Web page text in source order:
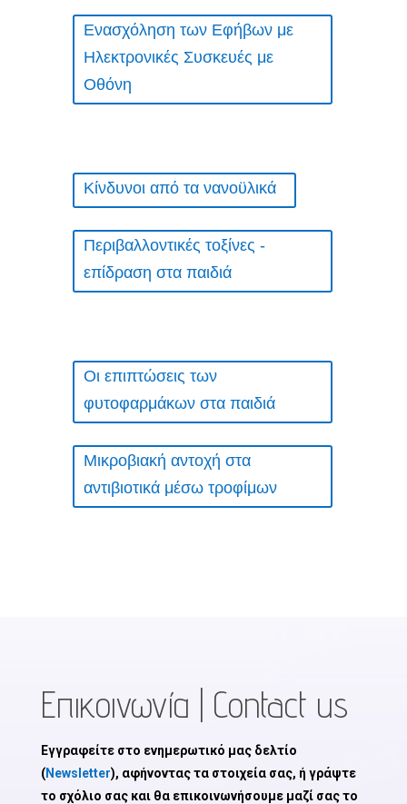
Ενασχόληση των Εφήβων με
Ηλεκτρονικές Συσκευές με
Οθόνη
Κίνδυνοι από τα νανοϋλικά
Περιβαλλοντικές τοξίνες -
επίδραση στα παιδιά
Οι επιπτώσεις των
φυτοφαρμάκων στα παιδιά
Μικροβιακή αντοχή στα
αντιβιοτικά μέσω τροφίμων
Επικοινωνία | Contact us
Εγγραφείτε στο ενημερωτικό μας δελτίο
(Newsletter), αφήνοντας τα στοιχεία σας, ή γράψτε
το σχόλιο σας και θα επικοινωνήσουμε μαζί σας το